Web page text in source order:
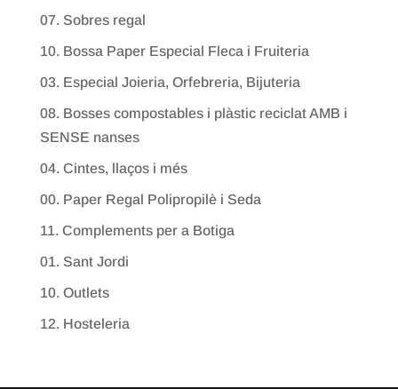
07. Sobres regal
10. Bossa Paper Especial Fleca i Fruiteria
03. Especial Joieria, Orfebreria, Bijuteria
08. Bosses compostables i plàstic reciclat AMB i
SENSE nanses
04. Cintes, llaços i més
00. Paper Regal Polipropilè i Seda
11. Complements per a Botiga
01. Sant Jordi
10. Outlets
12. Hosteleria